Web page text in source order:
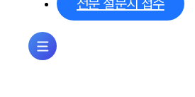
전문 설문지 접수